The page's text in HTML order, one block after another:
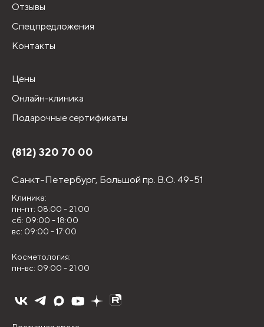
Отзывы
Спецпредложения
Контакты
Цены
Онлайн-клиника
Подарочные сертификаты
(812) 320 70 00
Санкт-Петербург, Большой пр. В.О. 49-51
Клиника:
пн-пт: 08:00 - 21:00
сб: 09:00 - 18:00
вс: 09:00 - 17:00
Косметология:
пн-вс: 09:00 - 21:00